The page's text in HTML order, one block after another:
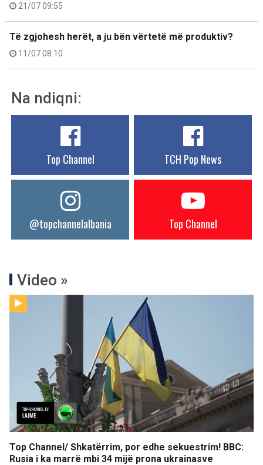
21/07 09:55
Të zgjohesh herët, a ju bën vërtetë më produktiv?
11/07 08:10
Na ndiqni:
Top Channel TCH Pop News
@topchannelalbania Top Channel
Video »
Top Channel/ Shkatërrim, por edhe sekuestrim! BBC:
Rusia i ka marrë mbi 34 mijë prona ukrainasve